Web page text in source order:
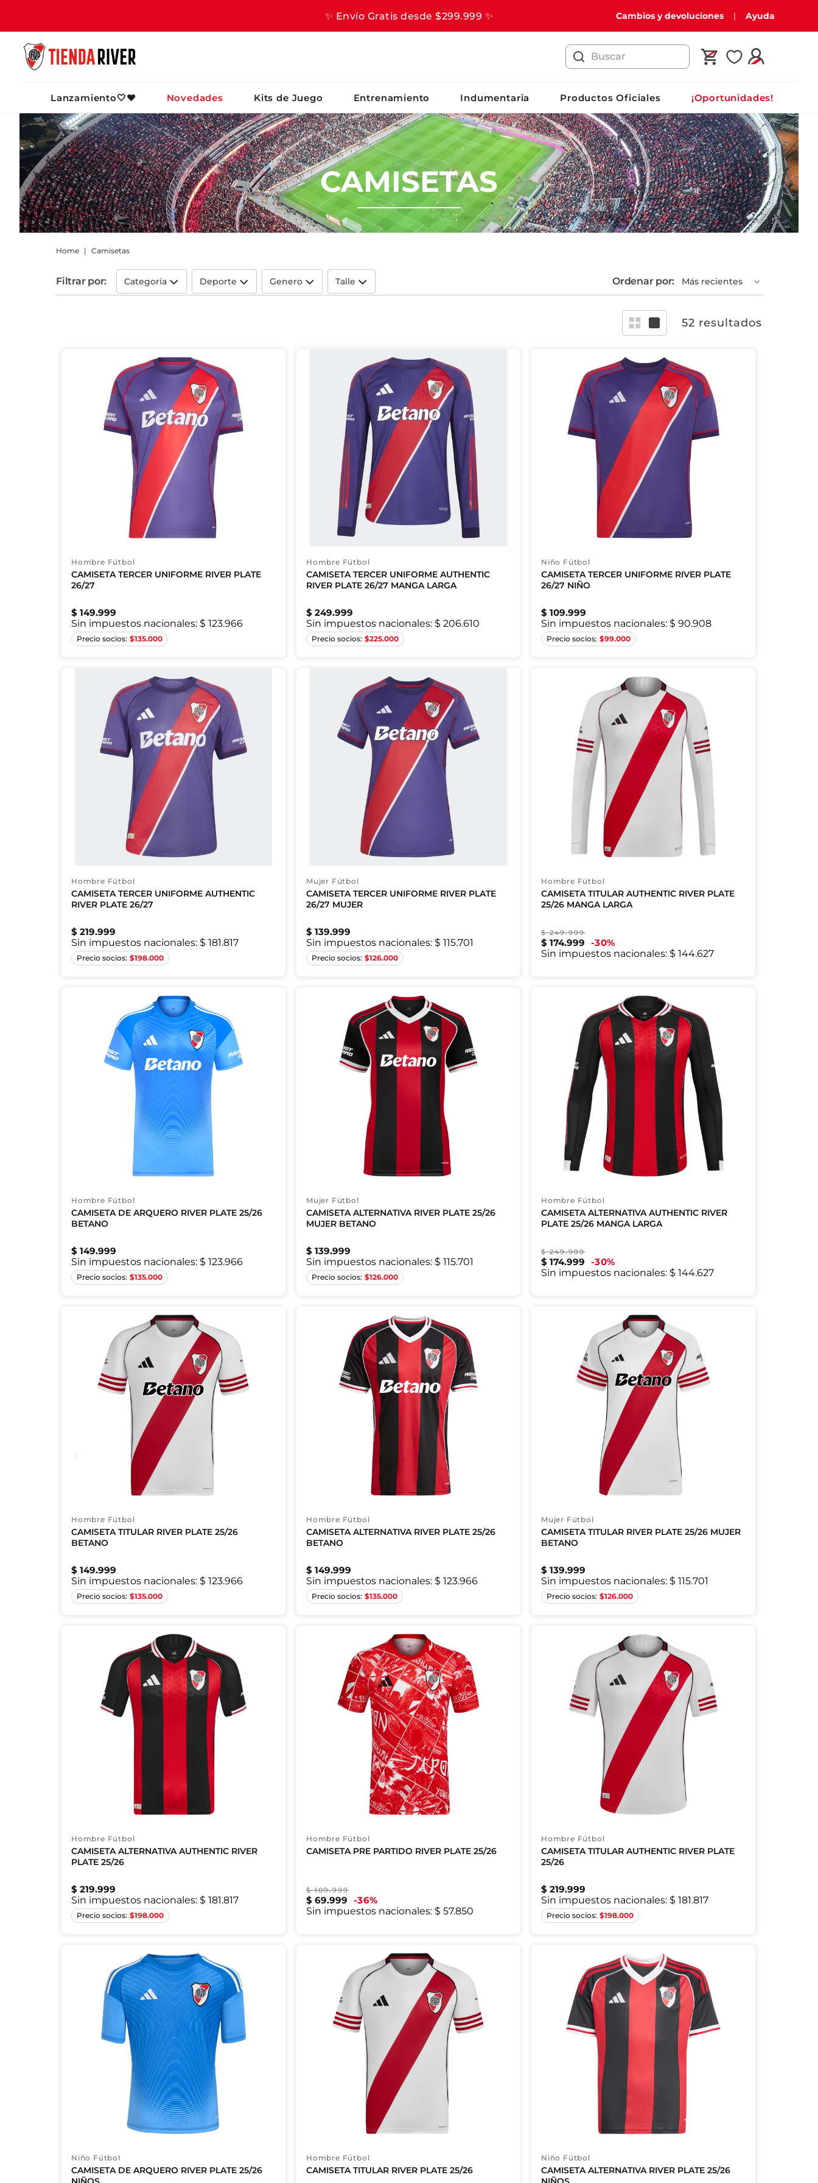
✨ Envío Gratis desde $299.999 ✨ Cambios y devoluciones Ayuda
Buscar
1.
camiseta
2.
campera
3.
gorra
4.
short
5.
buzo
6.
pantalon
7.
camiseta river
9.
river
10. aniversario
Lanzamiento🤍❤️ Novedades Kits de Juego Entrenamiento Indumentaria Productos Oficiales ¡Oportunidades!
CAMISETAS
Camisetas
Filtrar por: Categoría
Ninos (2)
Basquet (2)
Hombre
Deporte Genero Talle
2XL (5)
3XL 1)
7/8A (3
9/10A
4)
Ordenar por: Más recientes
52 resultados
Hombre Fútbol
CAMISETA TERCER UNIFORME RIVER PLATE
26/27
$ 149.999
Sin impuestos nacionales: $ 123.966
$135.000
XS S M L XL 2XL 3XL
Hombre Fútbol
CAMISETA TERCER UNIFORME AUTHENTIC
RIVER PLATE 26/27 MANGA LARGA
$ 249.999
Sin impuestos nacionales: $ 206.610
$225.000
XS S M L XL 2XL
Niño Fútbol
CAMISETA TERCER UNIFORME RIVER PLATE
26/27 NIÑO
$ 109.999
Sin impuestos nacionales: $ 90.908
$99.000
7/8A 9/10A 11/12A 13/14A
Hombre Fútbol
CAMISETA TERCER UNIFORME AUTHENTIC
RIVER PLATE 26/27
$ 219.999
Sin impuestos nacionales: $ 181.817
$198.000
XS M L XL 2XL
Mujer Fútbol
CAMISETA TERCER UNIFORME RIVER PLATE
26/27 MUJER
$ 139.999
Sin impuestos nacionales: $ 115.701
$126.000
2XS XS S M L XL 2XL
Hombre Fútbol
CAMISETA TITULAR AUTHENTIC RIVER PLATE
25/26 MANGA LARGA
$ 249.999
$ 174.999 30%
Sin impuestos nacionales: $ 144.627
Hombre Fútbol
CAMISETA DE ARQUERO RIVER PLATE 25/26
BETANO
$ 149.999
Sin impuestos nacionales: $ 123.966
$135.000
XS S M L
Mujer Fútbol
CAMISETA ALTERNATIVA RIVER PLATE 25/26
MUJER BETANO
$ 139.999
Sin impuestos nacionales: $ 115.701
$126.000
XS S M L XL
Hombre Fútbol
CAMISETA ALTERNATIVA AUTHENTIC RIVER
PLATE 25/26 MANGA LARGA
$ 249.999
$ 174.999 30%
Sin impuestos nacionales: $ 144.627
Hombre Fútbol
CAMISETA TITULAR RIVER PLATE 25/26
BETANO
$ 149.999
Sin impuestos nacionales: $ 123.966
$135.000
XS S M 2XL
Hombre Fútbol
CAMISETA ALTERNATIVA RIVER PLATE 25/26
BETANO
$ 149.999
Sin impuestos nacionales: $ 123.966
$135.000
XS S M
Mujer Fútbol
CAMISETA TITULAR RIVER PLATE 25/26 MUJER
BETANO
$ 139.999
Sin impuestos nacionales: $ 115.701
$126.000
2XS XS L XL
Hombre Fútbol
CAMISETA ALTERNATIVA AUTHENTIC RIVER
PLATE 25/26
$ 219.999
Sin impuestos nacionales: $ 181.817
$198.000
XS S
Hombre Fútbol
CAMISETA PRE PARTIDO RIVER PLATE 25/26
$ 109.999
$ 69.999 36%
Sin impuestos nacionales: $ 57.850
Hombre Fútbol
CAMISETA TITULAR AUTHENTIC RIVER PLATE
25/26
$ 219.999
Sin impuestos nacionales: $ 181.817
$198.000
XS S M XL
Niño Fútbol
CAMISETA DE ARQUERO RIVER PLATE 25/26
Hombre Fútbol
CAMISETA TITULAR RIVER PLATE 25/26
Niño Fútbol
CAMISETA ALTERNATIVA RIVER PLATE 25/26